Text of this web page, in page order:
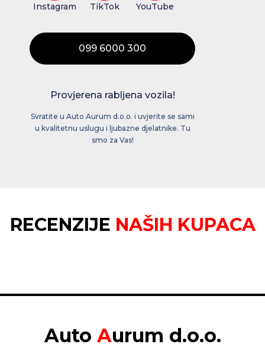
Instagram TikTok YouTube
099 6000 300
Provjerena rabljena vozila!
Svratite u Auto Aurum d.o.o. i uvjerite se sami
u kvalitetnu uslugu i ljubazne djelatnike. Tu
smo za Vas!
RECENZIJE NAŠIH KUPACA
Auto Aurum d.o.o.